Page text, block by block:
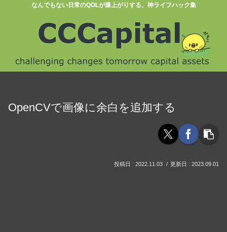
なんでもない日常のQOLが爆上がりする、神ライフハック集
OpenCVで画像に余白を追加する
2022.11.03 2023.09.01